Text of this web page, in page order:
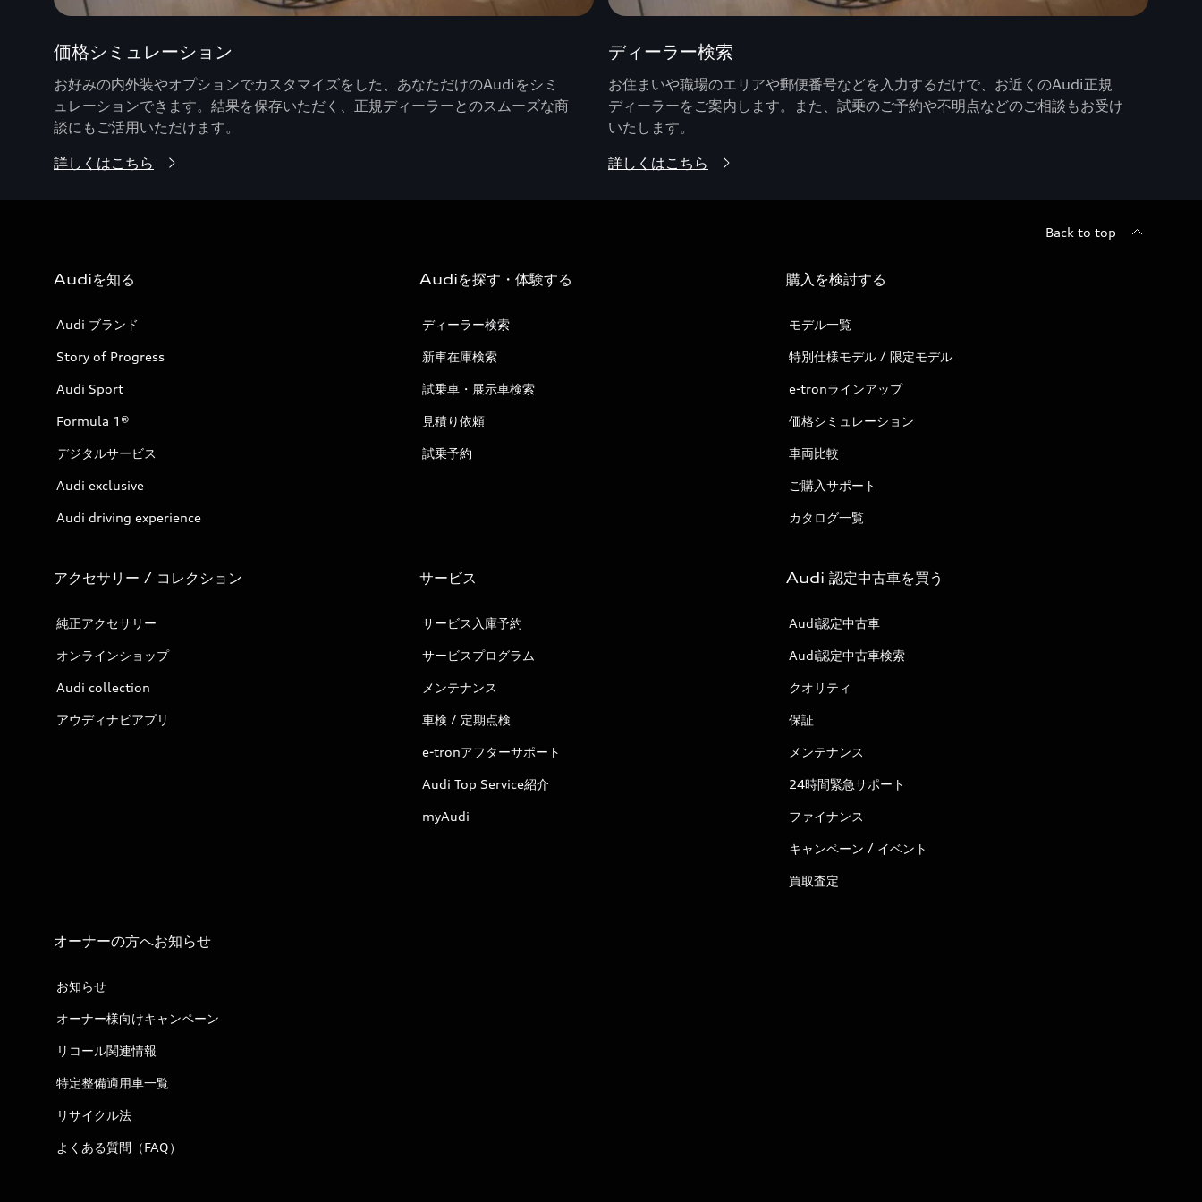
価格シミュレーション
お好みの内外装やオプションでカスタマイズをした、あなただけのAudiをシミ
ュレーションできます。結果を保存いただく、正規ディーラーとのスムーズな商
談にもご活用いただけます。
詳しくはこちら
ディーラー検索
お住まいや職場のエリアや郵便番号などを入力するだけで、お近くのAudi正規
ディーラーをご案内します。また、試乗のご予約や不明点などのご相談もお受け
いたします。
詳しくはこちら
Back to top
Audiを知る
Audi ブランド
Story of Progress
Audi Sport
Formula 1®
デジタルサービス
Audi exclusive
Audi driving experience
Audiを探す・体験する
ディーラー検索
新車在庫検索
試乗車・展示車検索
見積り依頼
試乗予約
購入を検討する
モデル一覧
特別仕様モデル / 限定モデル
e-tronラインアップ
価格シミュレーション
車両比較
ご購入サポート
カタログ一覧
アクセサリー / コレクション
純正アクセサリー
オンラインショップ
Audi collection
アウディナビアプリ
サービス
サービス入庫予約
サービスプログラム
メンテナンス
車検 / 定期点検
e-tronアフターサポート
Audi Top Service紹介
myAudi
Audi 認定中古車を買う
Audi認定中古車
Audi認定中古車検索
クオリティ
保証
メンテナンス
24時間緊急サポート
ファイナンス
キャンペーン / イベント
買取査定
オーナーの方へお知らせ
お知らせ
オーナー様向けキャンペーン
リコール関連情報
特定整備適用車一覧
リサイクル法
よくある質問（FAQ）